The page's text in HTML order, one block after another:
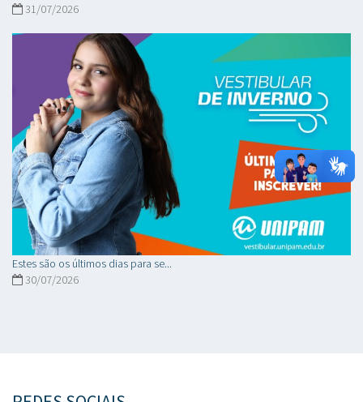
31/07/2026
Estes são os últimos dias para se...
30/07/2026